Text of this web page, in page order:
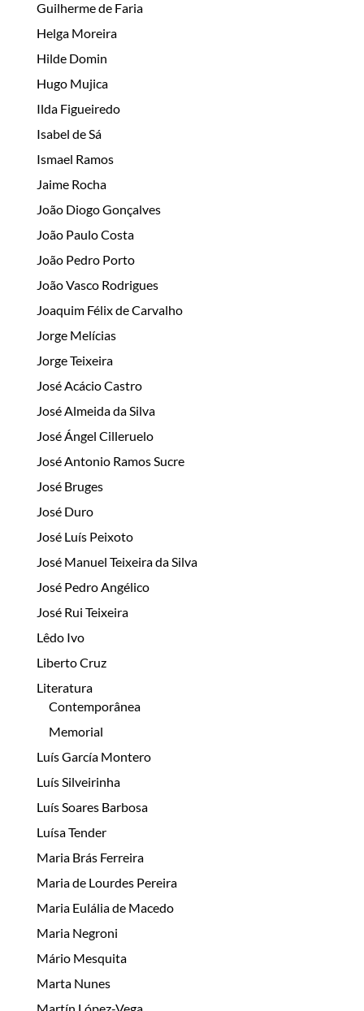
Guilherme de Faria
Helga Moreira
Hilde Domin
Hugo Mujica
Ilda Figueiredo
Isabel de Sá
Ismael Ramos
Jaime Rocha
João Diogo Gonçalves
João Paulo Costa
João Pedro Porto
João Vasco Rodrigues
Joaquim Félix de Carvalho
Jorge Melícias
Jorge Teixeira
José Acácio Castro
José Almeida da Silva
José Ángel Cilleruelo
José Antonio Ramos Sucre
José Bruges
José Duro
José Luís Peixoto
José Manuel Teixeira da Silva
José Pedro Angélico
José Rui Teixeira
Lêdo Ivo
Liberto Cruz
Literatura
Contemporânea
Memorial
Luís García Montero
Luís Silveirinha
Luís Soares Barbosa
Luísa Tender
Maria Brás Ferreira
Maria de Lourdes Pereira
Maria Eulália de Macedo
Maria Negroni
Mário Mesquita
Marta Nunes